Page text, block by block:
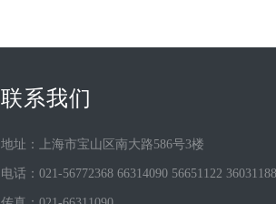
联系我们
地址：上海市宝山区南大路586号3楼
电话：021-56772368 66314090 56651122 36031188